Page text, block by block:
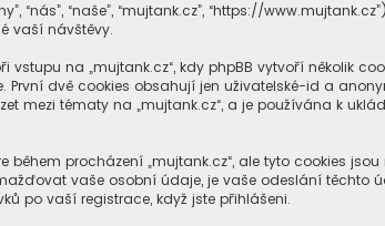
“naše”, “mujtank.cz”, “https://
vaší návštěvy.
na „mujtank.cz“, kdy phpBB vytvoří několik
První dvě cookies obsahují jen uživatelské-id a
mezi tématy na „mujtank.cz“, a je používána k
během procházení „mujtank.cz“, ale tyto cookies
vaše osobní údaje, je vaše odeslání
po vaší registrace, když jste přihlášeni.